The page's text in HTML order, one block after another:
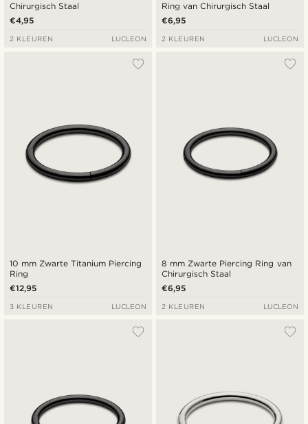
Chirurgisch Staal
€4,95
2 KLEUREN LUCLEON
Ring van Chirurgisch Staal
€6,95
2 KLEUREN LUCLEON
10 mm Zwarte Titanium Piercing
Ring
€12,95
3 KLEUREN LUCLEON
8 mm Zwarte Piercing Ring van
Chirurgisch Staal
€6,95
2 KLEUREN LUCLEON